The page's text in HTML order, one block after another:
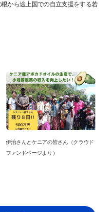
内検索
根から途上国での自立支援をする若
伊治さんとケニアの皆さん（クラウド
ファンドページより）